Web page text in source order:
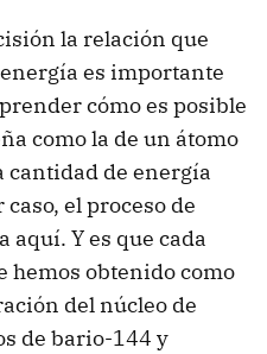
la relación que
es importante
cómo es posible
como la de un átomo
cantidad de energía
el proceso de
Y es que cada
hemos obtenido como
del núcleo de
de bario-144 y